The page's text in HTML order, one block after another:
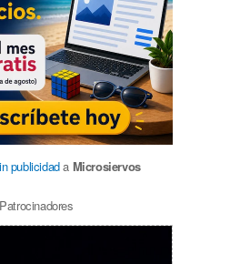
publicidada Microsiervos
Patrocinadores